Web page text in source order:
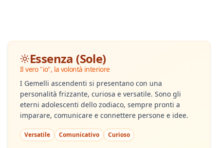
Essenza (Sole)
Il vero "io", la volontà interiore
I Gemelli ascendenti si presentano con una
personalità frizzante, curiosa e versatile. Sono gli
eterni adolescenti dello zodiaco, sempre pronti a
imparare, comunicare e connettere persone e idee.
Versatile Comunicativo Curioso